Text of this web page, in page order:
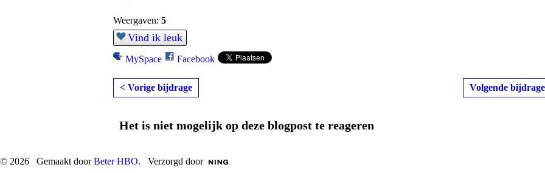
Weergaven: 5
Vind ik leuk
MySpace Facebook
< Vorige bijdrage Volgende
Het is niet mogelijk op deze blogpost te reageren
© 2026 Gemaakt doorBeter HBO. Verzorgd door